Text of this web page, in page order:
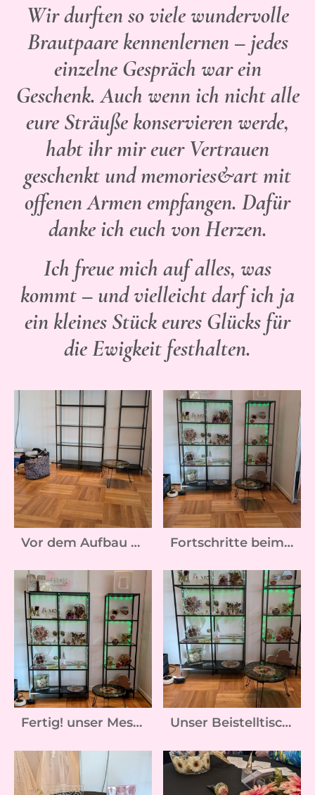
Wir durften so viele wundervolle
Brautpaare kennenlernen – jedes
einzelne Gespräch war ein
Geschenk. Auch wenn ich nicht alle
eure Sträuße konservieren werde,
habt ihr mir euer Vertrauen
geschenkt und memories&art mit
offenen Armen empfangen. Dafür
danke ich euch von Herzen.
Ich freue mich auf alles, was
kommt – und vielleicht darf ich ja
ein kleines Stück eures Glücks für
die Ewigkeit festhalten.
Vor dem Aufbau unseres Messestands Fortschritte beim Aufbau unseres Messestands
Fertig! unser Messestand steht, alles ist schön dekoriert - Jetzt kann's losgehen Unser Beistelltisch darf natürlich nicht fehlen :-)